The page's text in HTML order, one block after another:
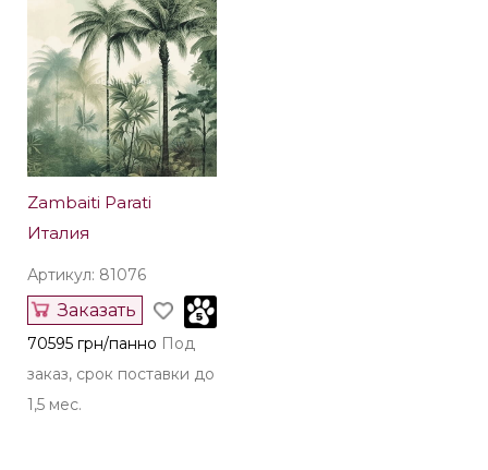
Zambaiti Parati
Италия
Артикул: 81076
Заказать
70595 грн/панно Под
заказ, срок поставки до
1,5 мес.